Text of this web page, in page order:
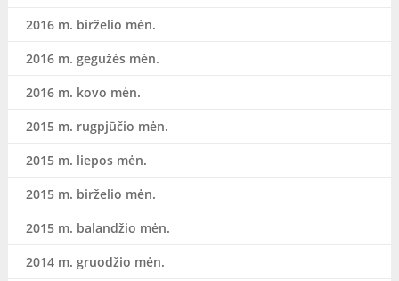
2016 m. birželio mėn.
2016 m. gegužės mėn.
2016 m. kovo mėn.
2015 m. rugpjūčio mėn.
2015 m. liepos mėn.
2015 m. birželio mėn.
2015 m. balandžio mėn.
2014 m. gruodžio mėn.